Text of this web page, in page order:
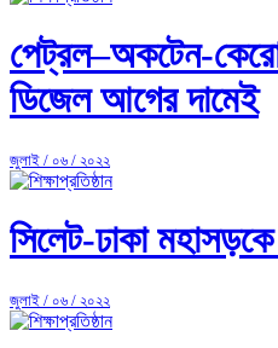
পেট্রল–অকটেন-
ডিজেল আগের দামেই
জুলাই / ০৬ / ২০২২
সিলেট-ঢাকা
জুলাই / ০৬ / ২০২২